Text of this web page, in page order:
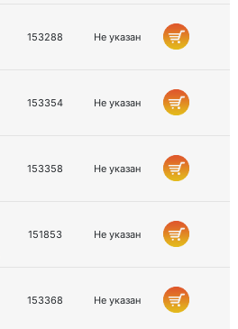
153288 Не указан
153354 Не указан
153358 Не указан
151853 Не указан
153368 Не указан